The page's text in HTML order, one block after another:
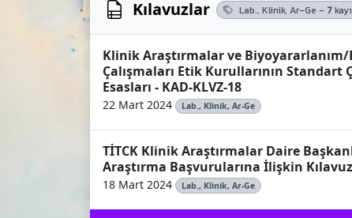
Kılavuzlar Lab., Klinik, Ar-Ge - 7
Klinik Araştırmalar ve
Çalışmaları Etik Kurullarının Standart
Esasları - KAD-KLVZ-18
22 Mart 2024 Lab., Klinik, Ar-Ge
TİTCK Klinik Araştırmalar Daire
Araştırma Başvurularına İlişkin Kılavuz
18 Mart 2024 Lab., Klinik, Ar-Ge